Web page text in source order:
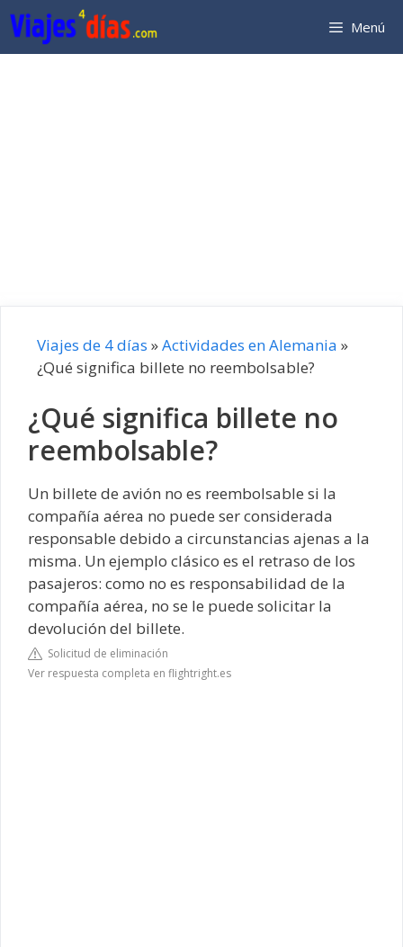
Saltar
al
contenido
Menú
Viajes de 4 días »Actividades en Alemania »
¿Qué significa billete no reembolsable?
¿Qué significa billete no
reembolsable?
Un billete de avión no es reembolsable si la
compañía aérea no puede ser considerada
responsable debido a circunstancias ajenas a la
misma. Un ejemplo clásico es el retraso de los
pasajeros: como no es responsabilidad de la
compañía aérea, no se le puede solicitar la
devolución del billete.
Solicitud de eliminación
Ver respuesta completa en flightright.es